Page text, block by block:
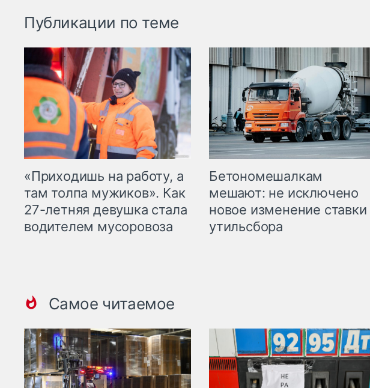
Публикации по теме
«Приходишь на работу, а
там толпа мужиков». Как
27-летняя девушка стала
водителем мусоровоза
Бетономешалкам
мешают: не исключено
новое изменение ставки
утильсбора
Самое читаемое